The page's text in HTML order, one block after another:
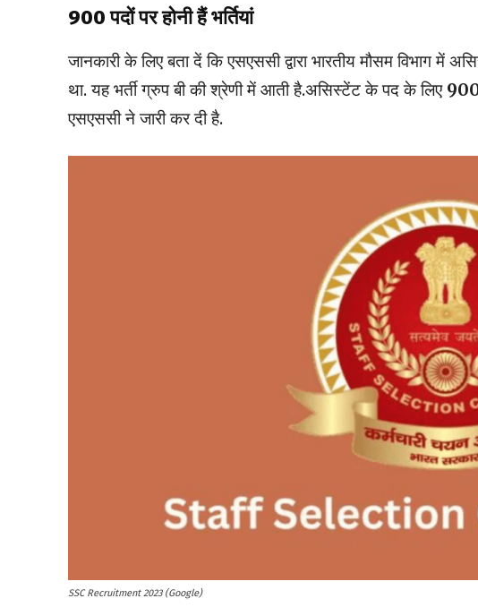
900 पदों पर होनी हैं भर्तियां
जानकारी के लिए बता दें कि एसएससी द्वारा भारतीय मौसम विभाग में
था. यह भर्ती ग्रुप बी की श्रेणी में आती है.असिस्टेंट के पद के लिए 900
एसएससी ने जारी कर दी है.
SSC Recruitment 2023 (Google)